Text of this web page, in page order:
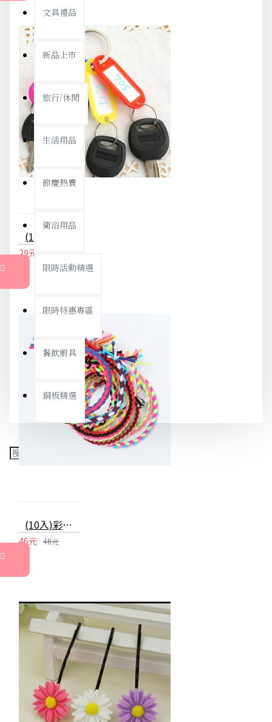
文具禮品
新品上市
旅行/休閒
生活用品
節慶熱賣
衛浴用品
限時活動精選
限時特惠專區
餐飲廚具
銅板精選
29元
(10入)彩色麻花手工編織髮圈 流行髮飾 髮束 手環
46元 48元